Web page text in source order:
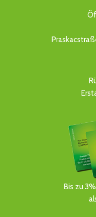
Bis zu